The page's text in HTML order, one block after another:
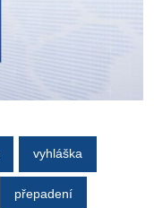
vyhláška
přepadení